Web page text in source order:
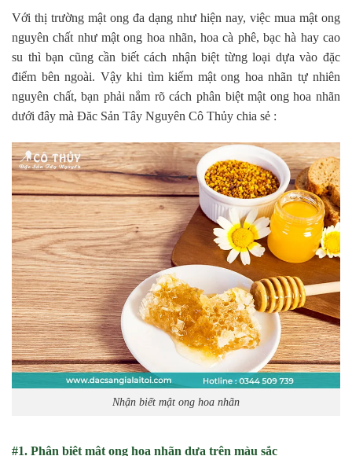
Với thị trường mật ong đa dạng như hiện nay, việc mua mật ong
nguyên chất như mật ong hoa nhãn, hoa cà phê, bạc hà hay cao
su thì bạn cũng cần biết cách nhận biệt từng loại dựa vào đặc
điểm bên ngoài. Vậy khi tìm kiếm mật ong hoa nhãn tự nhiên
nguyên chất, bạn phải nắm rõ cách phân biệt mật ong hoa nhãn
dưới đây mà Đăc Sản Tây Nguyên Cô Thủy chia sẻ :
Nhận biết mật ong hoa nhãn
#1. Phân biệt mật ong hoa nhãn dựa trên màu sắc